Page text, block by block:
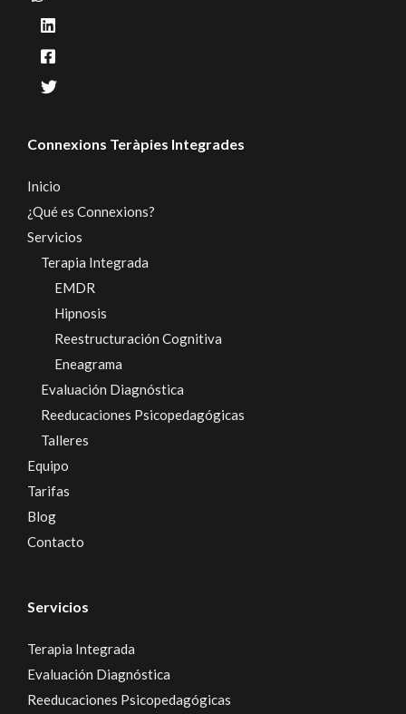
Connexions Teràpies Integrades
Inicio
¿Qué es Connexions?
Servicios
Terapia Integrada
EMDR
Hipnosis
Reestructuración Cognitiva
Eneagrama
Evaluación Diagnóstica
Reeducaciones Psicopedagógicas
Talleres
Equipo
Tarifas
Blog
Contacto
Servicios
Terapia Integrada
Evaluación Diagnóstica
Reeducaciones Psicopedagógicas